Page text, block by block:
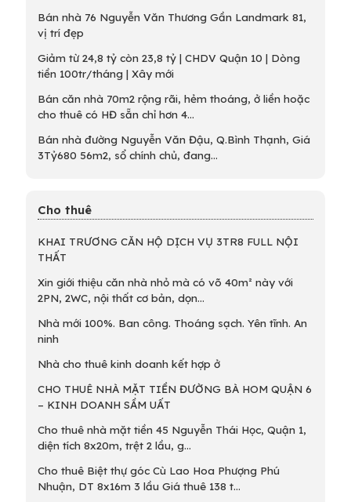
Bán nhà 76 Nguyễn Văn Thương Gần Landmark 81,
vị trí đẹp
Giảm từ 24,8 tỷ còn 23,8 tỷ | CHDV Quận 10 | Dòng
tiền 100tr/tháng | Xây mới
Bán căn nhà 70m2 rộng rãi, hẻm thoáng, ở liền hoặc
cho thuê có HĐ sẵn chỉ hơn 4...
Bán nhà đường Nguyễn Văn Đậu, Q.Bình Thạnh, Giá
3Tỷ680 56m2, sổ chính chủ, đang...
Cho thuê
KHAI TRƯƠNG CĂN HỘ DỊCH VỤ 3TR8 FULL NỘI
THẤT
Xin giới thiệu căn nhà nhỏ mà có võ 40m² này với
2PN, 2WC, nội thất cơ bản, dọn...
Nhà mới 100%. Ban công. Thoáng sạch. Yên tĩnh. An
ninh
Nhà cho thuê kinh doanh kết hợp ở
CHO THUÊ NHÀ MẶT TIỀN ĐƯỜNG BÀ HOM QUẬN 6
– KINH DOANH SẦM UẤT
Cho thuê nhà mặt tiền 45 Nguyễn Thái Học, Quận 1,
diện tích 8x20m, trệt 2 lầu, g...
Cho thuê Biệt thự góc Cù Lao Hoa Phượng Phú
Nhuận, DT 8x16m 3 lầu Giá thuê 138 t...